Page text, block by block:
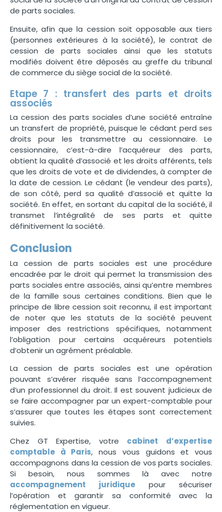
de parts sociales.
Ensuite, afin que la cession soit opposable aux tiers
(personnes extérieures à la société), le contrat de
cession de parts sociales ainsi que les statuts
modifiés doivent être déposés au greffe du tribunal
de commerce du siège social de la société.
Etape 7 : transfert des parts et droits
associés
La cession des parts sociales d’une société entraîne
un transfert de propriété, puisque le cédant perd ses
droits pour les transmettre au cessionnaire. Le
cessionnaire, c’est-à-dire l’acquéreur des parts,
obtient la qualité d’associé et les droits afférents, tels
que les droits de vote et de dividendes, à compter de
la date de cession. Le cédant (le vendeur des parts),
de son côté, perd sa qualité d’associé et quitte la
société. En effet, en sortant du capital de la société, il
transmet l’intégralité de ses parts et quitte
définitivement la société.
Conclusion
La cession de parts sociales est une procédure
encadrée par le droit qui permet la transmission des
parts sociales entre associés, ainsi qu’entre membres
de la famille sous certaines conditions. Bien que le
principe de libre cession soit reconnu, il est important
de noter que les statuts de la société peuvent
imposer des restrictions spécifiques, notamment
l’obligation pour certains acquéreurs potentiels
d’obtenir un agrément préalable.
La cession de parts sociales est une opération
pouvant s’avérer risquée sans l’accompagnement
d’un professionnel du droit. Il est souvent judicieux de
se faire accompagner par un expert-comptable pour
s’assurer que toutes les étapes sont correctement
suivies.
Chez GT Expertise, votre cabinet d’expertise
comptable à Paris, nous vous guidons et vous
accompagnons dans la cession de vos parts sociales.
Si besoin, nous sommes là avec notre
accompagnement juridique pour sécuriser
l’opération et garantir sa conformité avec la
réglementation en vigueur.